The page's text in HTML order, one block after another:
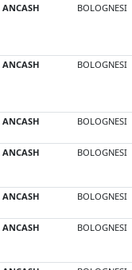
ANCASH BOLOGNESI
ANCASH BOLOGNESI
ANCASH BOLOGNESI
ANCASH BOLOGNESI
ANCASH BOLOGNESI
ANCASH BOLOGNESI